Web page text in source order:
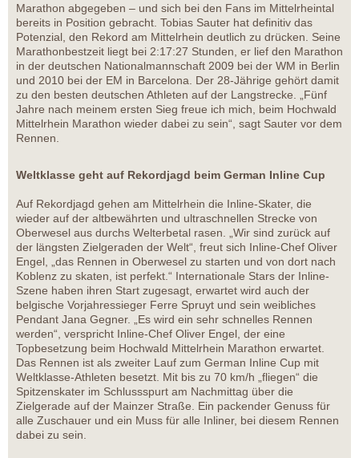
Marathon abgegeben – und sich bei den Fans im Mittelrheintal
bereits in Position gebracht. Tobias Sauter hat definitiv das
Potenzial, den Rekord am Mittelrhein deutlich zu drücken. Seine
Marathonbestzeit liegt bei 2:17:27 Stunden, er lief den Marathon
in der deutschen Nationalmannschaft 2009 bei der WM in Berlin
und 2010 bei der EM in Barcelona. Der 28-Jährige gehört damit
zu den besten deutschen Athleten auf der Langstrecke. „Fünf
Jahre nach meinem ersten Sieg freue ich mich, beim Hochwald
Mittelrhein Marathon wieder dabei zu sein“, sagt Sauter vor dem
Rennen.
Weltklasse geht auf Rekordjagd beim German Inline Cup
Auf Rekordjagd gehen am Mittelrhein die Inline-Skater, die
wieder auf der altbewährten und ultraschnellen Strecke von
Oberwesel aus durchs Welterbetal rasen. „Wir sind zurück auf
der längsten Zielgeraden der Welt“, freut sich Inline-Chef Oliver
Engel, „das Rennen in Oberwesel zu starten und von dort nach
Koblenz zu skaten, ist perfekt.“ Internationale Stars der Inline-
Szene haben ihren Start zugesagt, erwartet wird auch der
belgische Vorjahressieger Ferre Spruyt und sein weibliches
Pendant Jana Gegner. „Es wird ein sehr schnelles Rennen
werden“, verspricht Inline-Chef Oliver Engel, der eine
Topbesetzung beim Hochwald Mittelrhein Marathon erwartet.
Das Rennen ist als zweiter Lauf zum German Inline Cup mit
Weltklasse-Athleten besetzt. Mit bis zu 70 km/h „fliegen“ die
Spitzenskater im Schlussspurt am Nachmittag über die
Zielgerade auf der Mainzer Straße. Ein packender Genuss für
alle Zuschauer und ein Muss für alle Inliner, bei diesem Rennen
dabei zu sein.